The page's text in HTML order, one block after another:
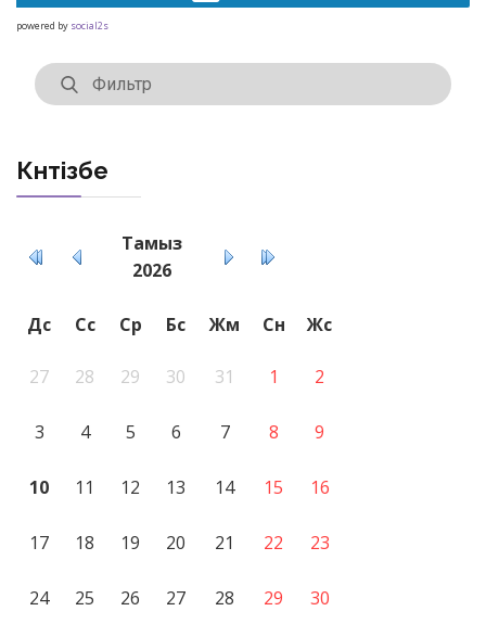
powered by social2s
Күнтізбе
Тамыз
2026
Дс Сс Ср Бс Жм Сн Жс
27 28 29 30 31 1 2
3 4 5 6 7 8 9
10 11 12 13 14 15 16
17 18 19 20 21 22 23
24 25 26 27 28 29 30